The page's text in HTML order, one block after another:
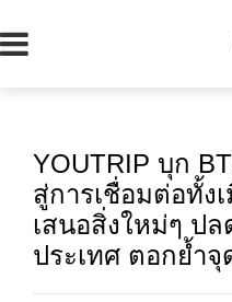
YOUTRIP บุก
สู่การเชื่อมต่อทั้ง
เสนอสิ่งใหม่ๆ ป
ประเทศ ตอกย้ำจุ